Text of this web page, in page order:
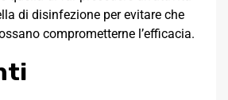
di disinfezione per evitare che
comprometterne l’efficacia.